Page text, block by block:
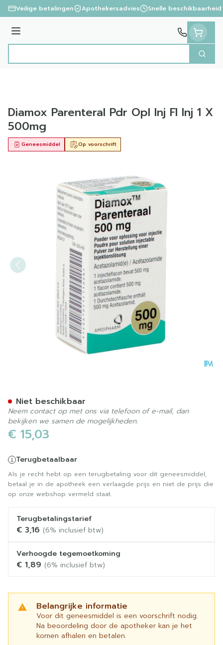
Ga naar de inhoud
Veilige betalingen Apothekersadvies Snelle beschikbaarheid
Menu
Zoek
Diamox Parenteral Pdr Opl Inj Fl Inj 1 X
500mg
Op voorschrift
Geneesmiddel
€ 15,03
Terugbetaalbaar
Als je recht hebt op een terugbetaling voor dit geneesmiddel,
betaal je in de apotheek een verlaagde prijs en niet de prijs die
op onze webshop vermeld staat.
Terugbetalingstarief
€ 3,16 (6% inclusief btw)
Verhoogde tegemoetkoming
€ 1,89 (6% inclusief btw)
Belangrijke informatie
Voor dit geneesmiddel is een voorschrift nodig.
Na beoordeling door de apotheker kan je het
komen afhalen en betalen.
Niet beschikbaar
Neem contact op met ons via telefoon of e-mail, dan
bekijken we samen de mogelijkheden.